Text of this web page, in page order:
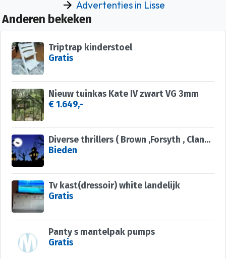
Advertenties in Lisse
Anderen bekeken
Triptrap kinderstoel
Gratis
Nieuw tuinkas Kate IV zwart VG 3mm
€ 1.649,-
Diverse thrillers ( Brown ,Forsyth , Clancy , Grisham etc )
Bieden
Tv kast(dressoir) white landelijk
Gratis
Panty s mantelpak pumps
Gratis